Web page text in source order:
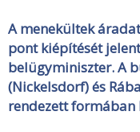
A menekültek
pont kiépítését
belügyminiszter. A
(Nickelsdorf) és
rendezett